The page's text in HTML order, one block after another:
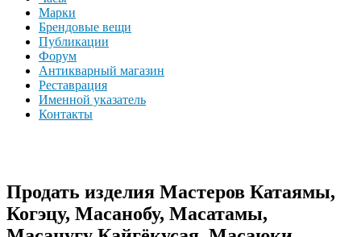
Марки
Брендовые вещи
Публикации
Форум
Антикварный магазин
Реставрация
Именной указатель
Контакты
Продать изделия Мастеров Катаямы,
Когэцу, Масанобу, Масатамы,